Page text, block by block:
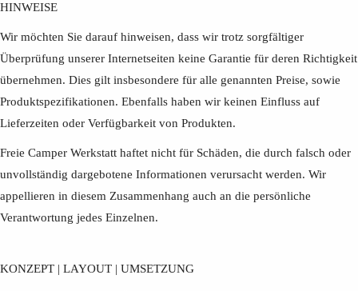
HINWEISE
Wir möchten Sie darauf hinweisen, dass wir trotz sorgfältiger
Überprüfung unserer Internetseiten keine Garantie für deren Richtigkeit
übernehmen. Dies gilt insbesondere für alle genannten Preise, sowie
Produktspezifikationen. Ebenfalls haben wir keinen Einfluss auf
Lieferzeiten oder Verfügbarkeit von Produkten.
Freie Camper Werkstatt haftet nicht für Schäden, die durch falsch oder
unvollständig dargebotene Informationen verursacht werden. Wir
appellieren in diesem Zusammenhang auch an die persönliche
Verantwortung jedes Einzelnen.
KONZEPT | LAYOUT | UMSETZUNG